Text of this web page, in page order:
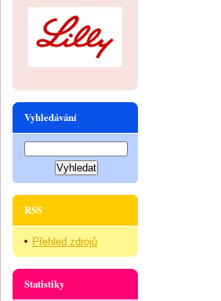
Vyhledávání
RSS
Přehled zdrojů
Statistiky